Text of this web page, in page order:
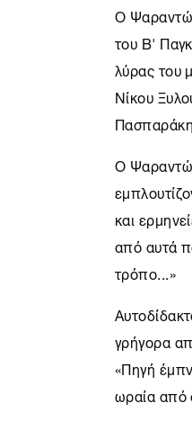
Ο
του Β'
λύρας του
Νίκου
Ο
και
από αυτά
τρόπο...»
γρήγορα
«Πηγή
ωραία από